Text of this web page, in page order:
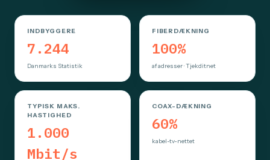
INDBYGGERE
7.244
Danmarks Statistik
FIBERDÆKNING
100%
af adresser · Tjekditnet
TYPISK MAKS.
HASTIGHED
1.000
Mbit/s
COAX-DÆKNING
60%
kabel-tv-nettet